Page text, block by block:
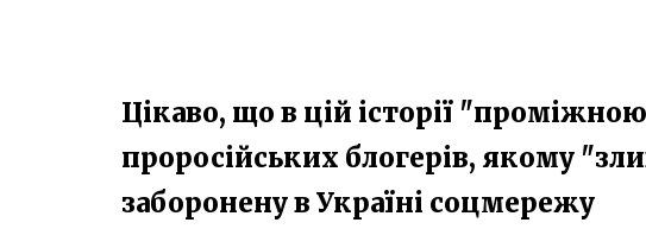
Цікаво, що в цій історії
проросійських блогерів, якому
заборонену в Україні соцмережу